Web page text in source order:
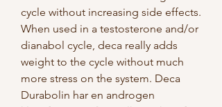
cycle without increasing side effects.
When used in a testosterone and/or
dianabol cycle, deca really adds
weight to the cycle without much
more stress on the system. Deca
Durabolin har en androgen